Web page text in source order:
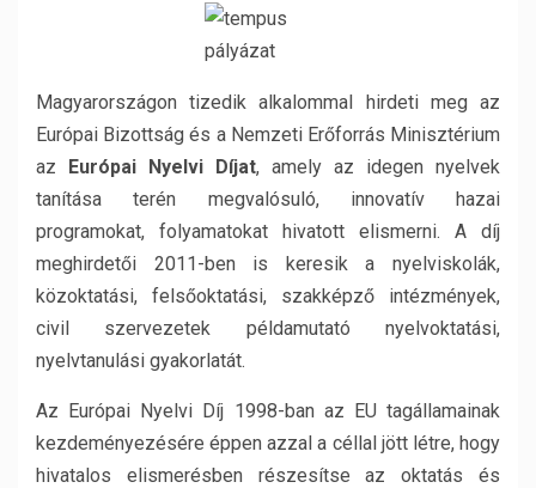
Magyarországon tizedik alkalommal hirdeti meg az
Európai Bizottság és a Nemzeti Erőforrás Minisztérium
az Európai Nyelvi Díjat, amely az idegen nyelvek
tanítása terén megvalósuló, innovatív hazai
programokat, folyamatokat hivatott elismerni. A díj
meghirdetői 2011-ben is keresik a nyelviskolák,
közoktatási, felsőoktatási, szakképző intézmények,
civil szervezetek példamutató nyelvoktatási,
nyelvtanulási gyakorlatát.
Az Európai Nyelvi Díj 1998-ban az EU tagállamainak
kezdeményezésére éppen azzal a céllal jött létre, hogy
hivatalos elismerésben részesítse az oktatás és